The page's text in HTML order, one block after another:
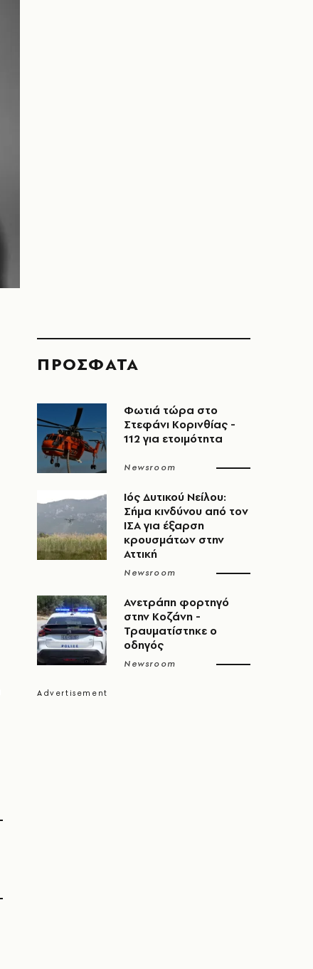
ΠΡΟΣΦΑΤΑ
Φωτιά τώρα στο
Στεφάνι Κορινθίας -
112 για ετοιμότητα
Newsroom
Ιός Δυτικού Νείλου:
Σήμα κινδύνου από τον
ΙΣΑ για έξαρση
κρουσμάτων στην
Αττική
Newsroom
Ανετράπη φορτηγό
στην Κοζάνη -
Τραυματίστηκε ο
οδηγός
Newsroom